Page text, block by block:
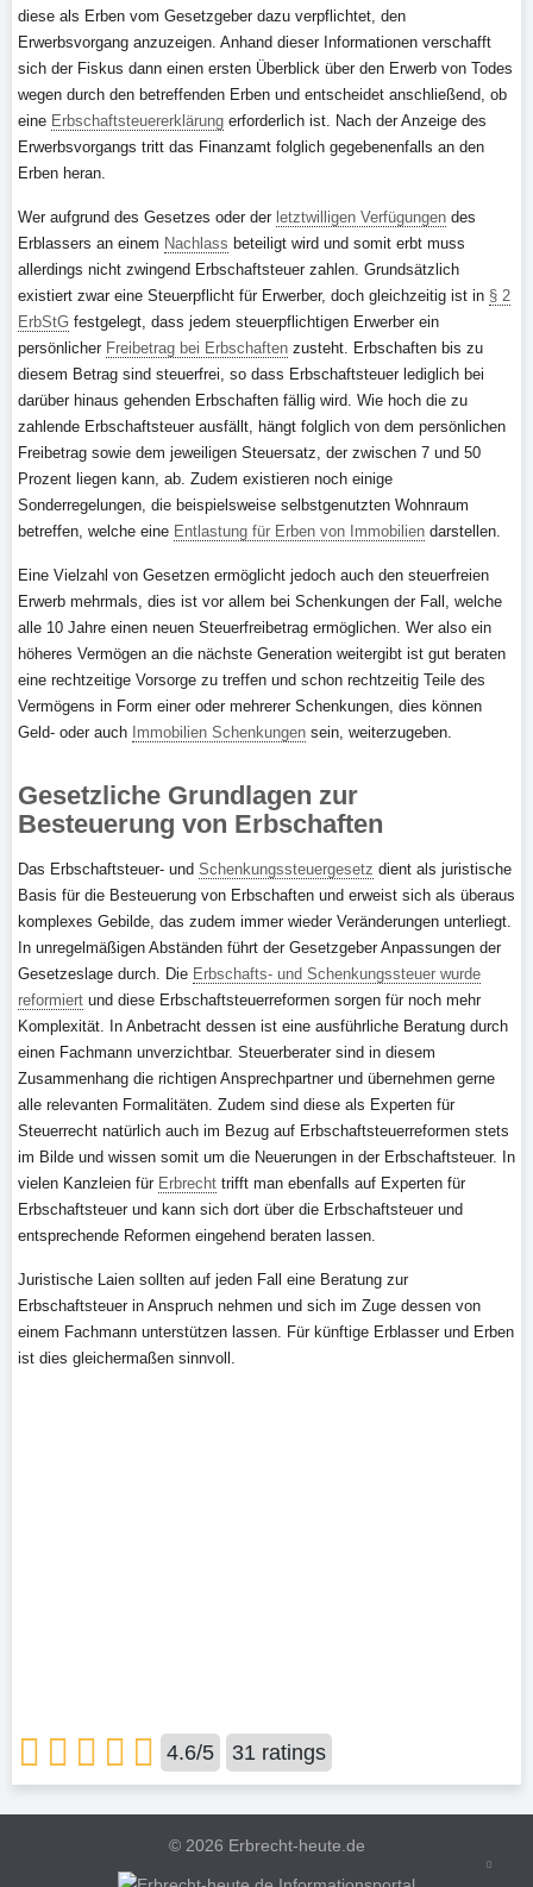
diese als Erben vom Gesetzgeber dazu verpflichtet, den
Erwerbsvorgang anzuzeigen. Anhand dieser Informationen verschafft
sich der Fiskus dann einen ersten Überblick über den Erwerb von Todes
wegen durch den betreffenden Erben und entscheidet anschließend, ob
eine Erbschaftsteuererklärung erforderlich ist. Nach der Anzeige des
Erwerbsvorgangs tritt das Finanzamt folglich gegebenenfalls an den
Erben heran.
Wer aufgrund des Gesetzes oder der letztwilligen Verfügungen des
Erblassers an einem Nachlass beteiligt wird und somit erbt muss
allerdings nicht zwingend Erbschaftsteuer zahlen. Grundsätzlich
existiert zwar eine Steuerpflicht für Erwerber, doch gleichzeitig ist in § 2
ErbStG festgelegt, dass jedem steuerpflichtigen Erwerber ein
persönlicher Freibetrag bei Erbschaften zusteht. Erbschaften bis zu
diesem Betrag sind steuerfrei, so dass Erbschaftsteuer lediglich bei
darüber hinaus gehenden Erbschaften fällig wird. Wie hoch die zu
zahlende Erbschaftsteuer ausfällt, hängt folglich von dem persönlichen
Freibetrag sowie dem jeweiligen Steuersatz, der zwischen 7 und 50
Prozent liegen kann, ab. Zudem existieren noch einige
Sonderregelungen, die beispielsweise selbstgenutzten Wohnraum
betreffen, welche eine Entlastung für Erben von Immobilien darstellen.
Eine Vielzahl von Gesetzen ermöglicht jedoch auch den steuerfreien
Erwerb mehrmals, dies ist vor allem bei Schenkungen der Fall, welche
alle 10 Jahre einen neuen Steuerfreibetrag ermöglichen. Wer also ein
höheres Vermögen an die nächste Generation weitergibt ist gut beraten
eine rechtzeitige Vorsorge zu treffen und schon rechtzeitig Teile des
Vermögens in Form einer oder mehrerer Schenkungen, dies können
Geld- oder auch Immobilien Schenkungen sein, weiterzugeben.
Gesetzliche Grundlagen zur
Besteuerung von Erbschaften
Das Erbschaftsteuer- und Schenkungssteuergesetz dient als juristische
Basis für die Besteuerung von Erbschaften und erweist sich als überaus
komplexes Gebilde, das zudem immer wieder Veränderungen unterliegt.
In unregelmäßigen Abständen führt der Gesetzgeber Anpassungen der
Gesetzeslage durch. Die Erbschafts- und Schenkungssteuer wurde
reformiert und diese Erbschaftsteuerreformen sorgen für noch mehr
Komplexität. In Anbetracht dessen ist eine ausführliche Beratung durch
einen Fachmann unverzichtbar. Steuerberater sind in diesem
Zusammenhang die richtigen Ansprechpartner und übernehmen gerne
alle relevanten Formalitäten. Zudem sind diese als Experten für
Steuerrecht natürlich auch im Bezug auf Erbschaftsteuerreformen stets
im Bilde und wissen somit um die Neuerungen in der Erbschaftsteuer. In
vielen Kanzleien für Erbrecht trifft man ebenfalls auf Experten für
Erbschaftsteuer und kann sich dort über die Erbschaftsteuer und
entsprechende Reformen eingehend beraten lassen.
Juristische Laien sollten auf jeden Fall eine Beratung zur
Erbschaftsteuer in Anspruch nehmen und sich im Zuge dessen von
einem Fachmann unterstützen lassen. Für künftige Erblasser und Erben
ist dies gleichermaßen sinnvoll.
4.6/5 31 ratings
© 2026 Erbrecht-heute.de